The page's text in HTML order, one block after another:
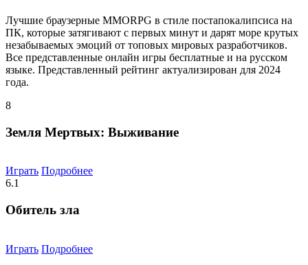
Лучшие браузерные MMORPG в стиле постапокалипсиса на
ПК, которые затягивают с первых минут и дарят море крутых
незабываемых эмоций от топовых мировых разработчиков.
Все представленные онлайн игры бесплатные и на русском
языке. Представленный рейтинг актуализирован для 2024
года.
8
Земля Мертвых: Выживание
Играть Подробнее
6.1
Обитель зла
Играть Подробнее